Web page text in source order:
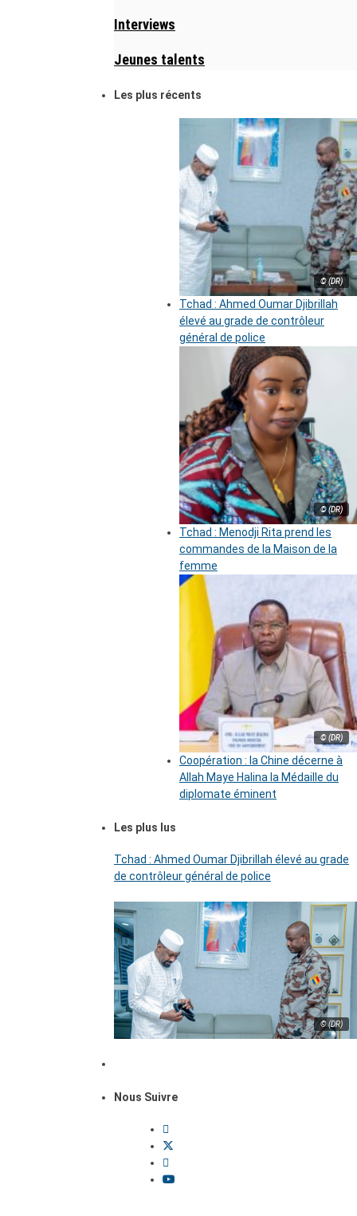
Interviews
Jeunes talents
Les plus récents
© (DR)
Tchad : Ahmed Oumar Djibrillah
élevé au grade de contrôleur
général de police
© (DR)
Tchad : Menodji Rita prend les
commandes de la Maison de la
femme
© (DR)
Coopération : la Chine décerne à
Allah Maye Halina la Médaille du
diplomate éminent
Les plus lus
Tchad : Ahmed Oumar Djibrillah élevé au grade
de contrôleur général de police
© (DR)
Nous Suivre